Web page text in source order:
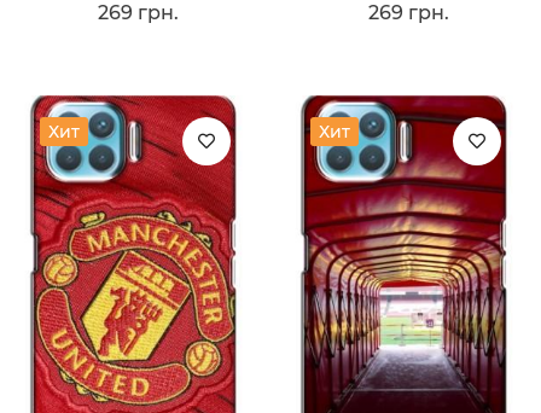
269 грн.
269 грн.
Хит Хит